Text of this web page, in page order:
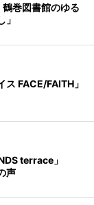
巻図書館のゆる
FACE/FAITH」
terrace」
声